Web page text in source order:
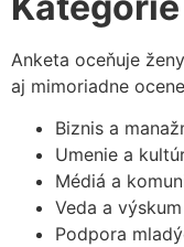
Anketa oceňuje
aj mimoriadne
Biznis a
Umenie a
Médiá a
Veda a výskum
Podpora